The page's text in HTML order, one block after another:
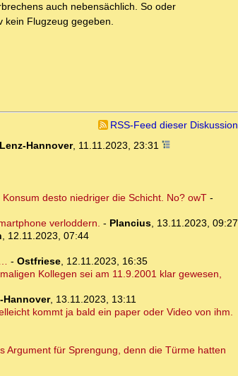
auch nebensächlich. So oder
kein Flugzeug gegeben.
RSS-Feed dieser Diskussion
Lenz-Hannover, 11.11.2023, 23:31
desto niedriger die Schicht. No? owT-
verloddern. - Plancius, 13.11.2023, 09:27
, 12.11.2023, 07:44
- Ostfriese, 12.11.2023, 16:35
Kollegen sei am 11.9.2001 klar gewesen,
Hannover, 13.11.2023, 13:11
kommt ja bald ein paper oder Video von ihm.
Argument für Sprengung, denn die Türme hatten